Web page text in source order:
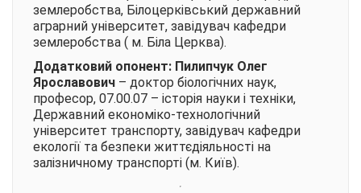
землеробства, Білоцерківський державний
аграрний університет, завідувач кафедри
землеробства ( м. Біла Церква).
Додатковий опонент: Пилипчук Олег
Ярославович – доктор біологічних наук,
професор, 07.00.07 – історія науки і техніки,
Державний економіко-технологічний
університет транспорту, завідувач кафедри
екології та безпеки життєдіяльності на
залізничному транспорті (м. Київ).